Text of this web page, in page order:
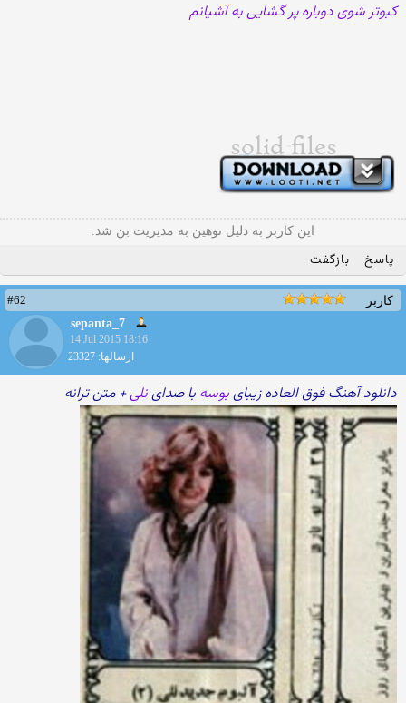
کبوتر شوی دوباره پر گشایی به آشیانم
این کاربر به دلیل توهین به مدیریت بن شد.
پاسخ بازگفت
کاربر
#62
sepanta_7
14 Jul 2015 18:16
ارسالها: 23327
دانلود آهنگ فوق العاده زیبایبوسه با صداینلی+ متن ترانه